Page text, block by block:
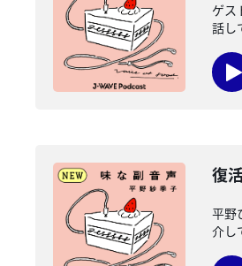
ゲス
話し
復
平野
介し